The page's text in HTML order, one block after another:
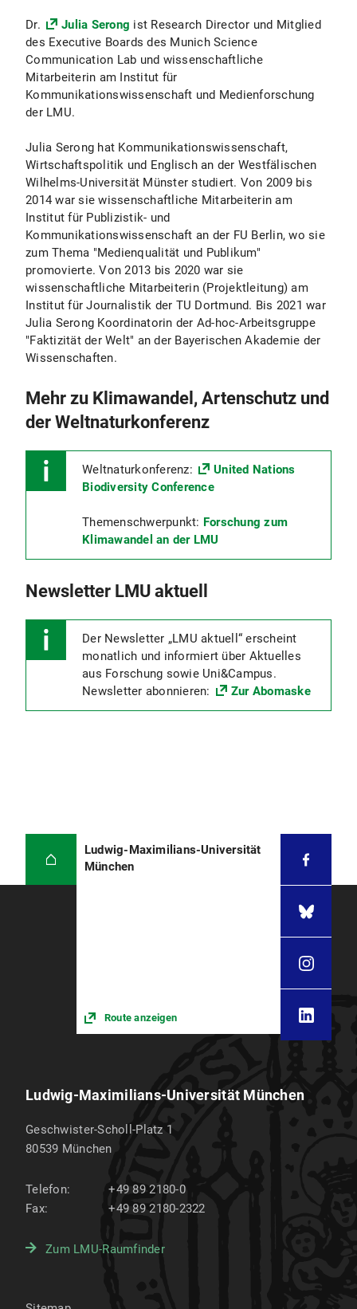
Dr. Julia Serong ist Research Director und Mitglied
des Executive Boards des Munich Science
Communication Lab und wissenschaftliche
Mitarbeiterin am Institut für
Kommunikationswissenschaft und Medienforschung
der LMU.
Julia Serong hat Kommunikationswissenschaft,
Wirtschaftspolitik und Englisch an der Westfälischen
Wilhelms-Universität Münster studiert. Von 2009 bis
2014 war sie wissenschaftliche Mitarbeiterin am
Institut für Publizistik- und
Kommunikationswissenschaft an der FU Berlin, wo sie
zum Thema "Medienqualität und Publikum"
promovierte. Von 2013 bis 2020 war sie
wissenschaftliche Mitarbeiterin (Projektleitung) am
Institut für Journalistik der TU Dortmund. Bis 2021 war
Julia Serong Koordinatorin der Ad-hoc-Arbeitsgruppe
"Faktizität der Welt" an der Bayerischen Akademie der
Wissenschaften.
Mehr zu Klimawandel, Artenschutz und
der Weltnaturkonferenz
Weltnaturkonferenz:
United Nations
Biodiversity Conference
Themenschwerpunkt: Forschung zum
Klimawandel an der LMU
Newsletter LMU aktuell
Der Newsletter „LMU aktuell“ erscheint
monatlich und informiert über Aktuelles
aus Forschung sowie Uni&Campus.
Newsletter abonnieren:
Zur Abomaske
Ludwig-Maximilians-Universität
München
Route anzeigen
Ludwig-Maximilians-Universität München
Geschwister-Scholl-Platz 1
80539 München
Telefon:
+49 89 2180-0
Fax:
+49 89 2180-2322
Zum LMU-Raumfinder